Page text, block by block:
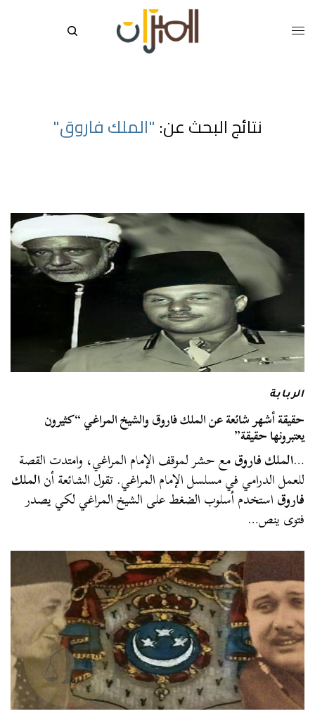
نتائج البحث عن: "الملك فاروق"
الربابة
حقيقة أشهر شائعة عن الملك فاروق والشيخ المراغي “كثيرون
يعتبرونها حقيقة”
…الملك فاروقمع حشر لموقف الإمام المراغي، وامتدت القصة
للعمل الدرامي في مسلسل الإمام المراغي. تقول الشائعة أنالملك
فاروقاستخدم أسلوب الضغط على الشيخ المراغي لكي يصدر
فتوى ينص…